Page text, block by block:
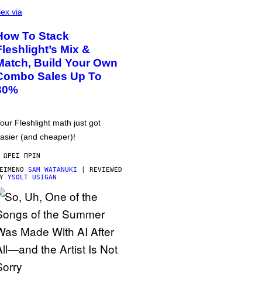
via
To Stack
Mix &
Build Your Own
Sales Up To
Fleshlight math just got
(and cheaper)!
ΏΡΕΣ ΠΡΙΝ
SAM WATANUKI | REVIEWED
YSOLT USIGAN